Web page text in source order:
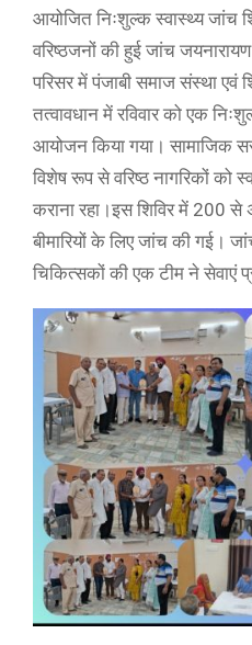
आयोजित निःशुल्क स्वास्थ्य जांच
वरिष्ठजनों की हुई जांच
परिसर में पंजाबी समाज संस्था एवं
तत्वावधान में रविवार को एक
आयोजन किया गया। सामाजिक
विशेष रूप से वरिष्ठ नागरिकों को
कराना रहा।इस शिविर में 200 से
बीमारियों के लिए जांच की गई।
चिकित्सकों की एक टीम ने सेवाएं